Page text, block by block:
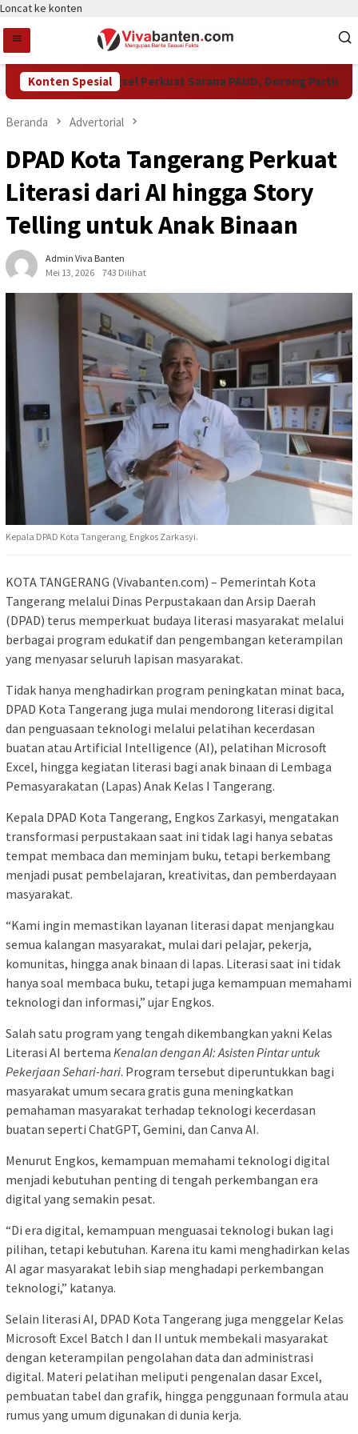
Loncat ke konten
Konten Spesial
Pemkot Tangsel Perkuat Sarana PAUD, Dorong Partisipasi
Beranda Advertorial
DPAD Kota Tangerang Perkuat
Literasi dari AI hingga Story
Telling untuk Anak Binaan
Admin Viva Banten
Mei 13, 2026
743 Dilihat
Kepala DPAD Kota Tangerang, Engkos Zarkasyi.
KOTA TANGERANG (Vivabanten.com) – Pemerintah Kota
Tangerang melalui Dinas Perpustakaan dan Arsip Daerah
(DPAD) terus memperkuat budaya literasi masyarakat melalui
berbagai program edukatif dan pengembangan keterampilan
yang menyasar seluruh lapisan masyarakat.
Tidak hanya menghadirkan program peningkatan minat baca,
DPAD Kota Tangerang juga mulai mendorong literasi digital
dan penguasaan teknologi melalui pelatihan kecerdasan
buatan atau Artificial Intelligence (AI), pelatihan Microsoft
Excel, hingga kegiatan literasi bagi anak binaan di Lembaga
Pemasyarakatan (Lapas) Anak Kelas I Tangerang.
Kepala DPAD Kota Tangerang, Engkos Zarkasyi, mengatakan
transformasi perpustakaan saat ini tidak lagi hanya sebatas
tempat membaca dan meminjam buku, tetapi berkembang
menjadi pusat pembelajaran, kreativitas, dan pemberdayaan
masyarakat.
“Kami ingin memastikan layanan literasi dapat menjangkau
semua kalangan masyarakat, mulai dari pelajar, pekerja,
komunitas, hingga anak binaan di lapas. Literasi saat ini tidak
hanya soal membaca buku, tetapi juga kemampuan memahami
teknologi dan informasi,” ujar Engkos.
Salah satu program yang tengah dikembangkan yakni Kelas
Literasi AI bertema Kenalan dengan AI: Asisten Pintar untuk
Pekerjaan Sehari-hari. Program tersebut diperuntukkan bagi
masyarakat umum secara gratis guna meningkatkan
pemahaman masyarakat terhadap teknologi kecerdasan
buatan seperti ChatGPT, Gemini, dan Canva AI.
Menurut Engkos, kemampuan memahami teknologi digital
menjadi kebutuhan penting di tengah perkembangan era
digital yang semakin pesat.
“Di era digital, kemampuan menguasai teknologi bukan lagi
pilihan, tetapi kebutuhan. Karena itu kami menghadirkan kelas
AI agar masyarakat lebih siap menghadapi perkembangan
teknologi,” katanya.
Selain literasi AI, DPAD Kota Tangerang juga menggelar Kelas
Microsoft Excel Batch I dan II untuk membekali masyarakat
dengan keterampilan pengolahan data dan administrasi
digital. Materi pelatihan meliputi pengenalan dasar Excel,
pembuatan tabel dan grafik, hingga penggunaan formula atau
rumus yang umum digunakan di dunia kerja.